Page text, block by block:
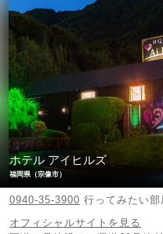
ホテル アイヒルズ
福岡県（宗像市）
0940-35-3900 行ってみたい
オフィシャルサイトを見る